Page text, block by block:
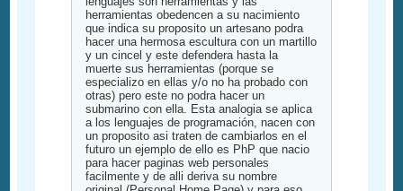
herramientas obedencen a su nacimiento
que indica su proposito un artesano podra
hacer una hermosa escultura con un martillo
y un cincel y este defendera hasta la
muerte sus herramientas (porque se
especializo en ellas y/o no ha probado con
otras) pero este no podra hacer un
submarino con ella. Esta analogia se aplica
a los lenguajes de programación, nacen con
un proposito asi traten de cambiarlos en el
futuro un ejemplo de ello es PhP que nacio
para hacer paginas web personales
facilmente y de alli deriva su nombre